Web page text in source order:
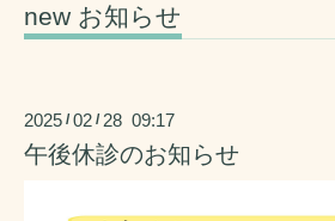
new お知らせ
2025 /02 / 28 09:17
午後休診のお知らせ